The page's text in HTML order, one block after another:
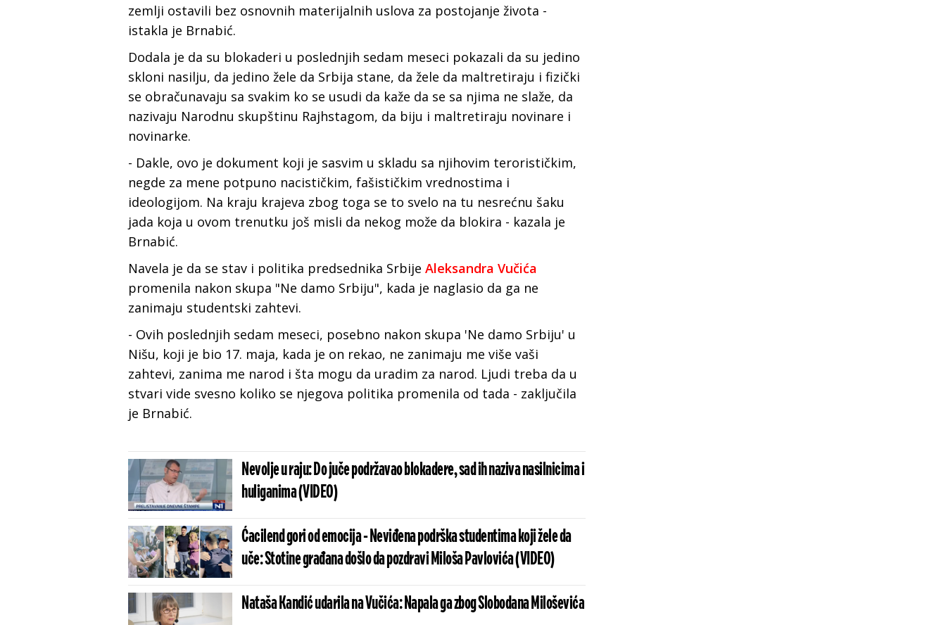
zemlji ostavili bez osnovnih materijalnih uslova za postojanje života -
istakla je Brnabić.
Dodala je da su blokaderi u poslednjih sedam meseci pokazali da su jedino
skloni nasilju, da jedino žele da Srbija stane, da žele da maltretiraju i fizički
se obračunavaju sa svakim ko se usudi da kaže da se sa njima ne slaže, da
nazivaju Narodnu skupštinu Rajhstagom, da biju i maltretiraju novinare i
novinarke.
- Dakle, ovo je dokument koji je sasvim u skladu sa njihovim terorističkim,
negde za mene potpuno nacističkim, fašističkim vrednostima i
ideologijom. Na kraju krajeva zbog toga se to svelo na tu nesrećnu šaku
jada koja u ovom trenutku još misli da nekog može da blokira - kazala je
Brnabić.
Navela je da se stav i politika predsednika Srbije Aleksandra Vučića
promenila nakon skupa "Ne damo Srbiju", kada je naglasio da ga ne
zanimaju studentski zahtevi.
- Ovih poslednjih sedam meseci, posebno nakon skupa 'Ne damo Srbiju' u
Nišu, koji je bio 17. maja, kada je on rekao, ne zanimaju me više vaši
zahtevi, zanima me narod i šta mogu da uradim za narod. Ljudi treba da u
stvari vide svesno koliko se njegova politika promenila od tada - zaključila
je Brnabić.
Nevolje u raju: Do juče podržavao blokadere, sad ih naziva nasilnicima i
huliganima (VIDEO)
Ćacilend gori od emocija - Neviđena podrška studentima koji žele da
uče: Stotine građana došlo da pozdravi Miloša Pavlovića (VIDEO)
Nataša Kandić udarila na Vučića: Napala ga zbog Slobodana Miloševića